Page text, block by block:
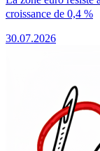
croissance de 0,4 %
30.07.2026